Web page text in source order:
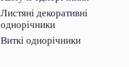
Листяні декоративні
однорічники
Виткі однорічники